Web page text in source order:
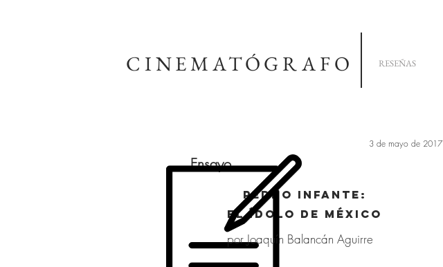
CINEMATÓGRAFO RESEÑAS
Ensayo
Pedro Infante:
el ídolo de México
por Joaquín Balancán Aguirre
3 de mayo de 2017